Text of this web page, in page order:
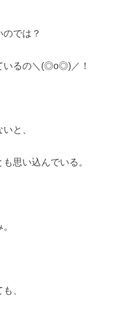
では？
いるの＼(◎o◎)／！
と、
思い込んでいる。
、